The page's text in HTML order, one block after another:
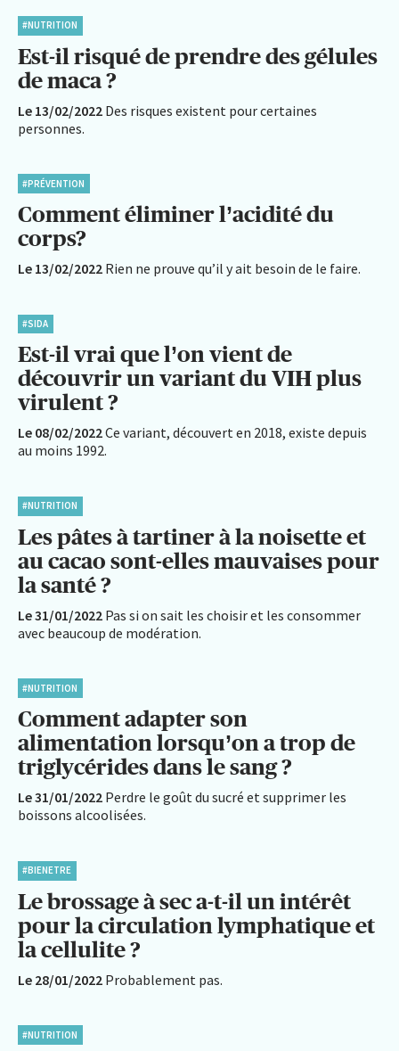
#NUTRITION
Est-il risqué de prendre des gélules
de maca ?
Le 13/02/2022 Des risques existent pour certaines
personnes.
#PRÉVENTION
Comment éliminer l’acidité du
corps?
Le 13/02/2022 Rien ne prouve qu’il y ait besoin de le faire.
#SIDA
Est-il vrai que l’on vient de
découvrir un variant du VIH plus
virulent ?
Le 08/02/2022Ce variant, découvert en 2018, existe depuis
au moins 1992.
#NUTRITION
Les pâtes à tartiner à la noisette et
au cacao sont-elles mauvaises pour
la santé ?
Le 31/01/2022 Pas si on sait les choisir et les consommer
avec beaucoup de modération.
#NUTRITION
Comment adapter son
alimentation lorsqu’on a trop de
triglycérides dans le sang ?
Le 31/01/2022 Perdre le goût du sucré et supprimer les
boissons alcoolisées.
#BIENETRE
Le brossage à sec a-t-il un intérêt
pour la circulation lymphatique et
la cellulite ?
Le 28/01/2022 Probablement pas.
#NUTRITION